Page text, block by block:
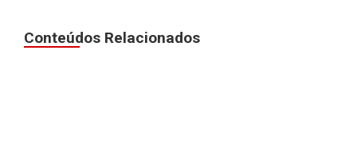
Conteúdos Relacionados